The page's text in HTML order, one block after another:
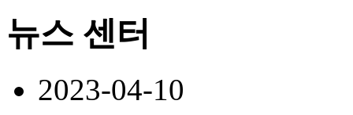
뉴스 센터
2023-04-10